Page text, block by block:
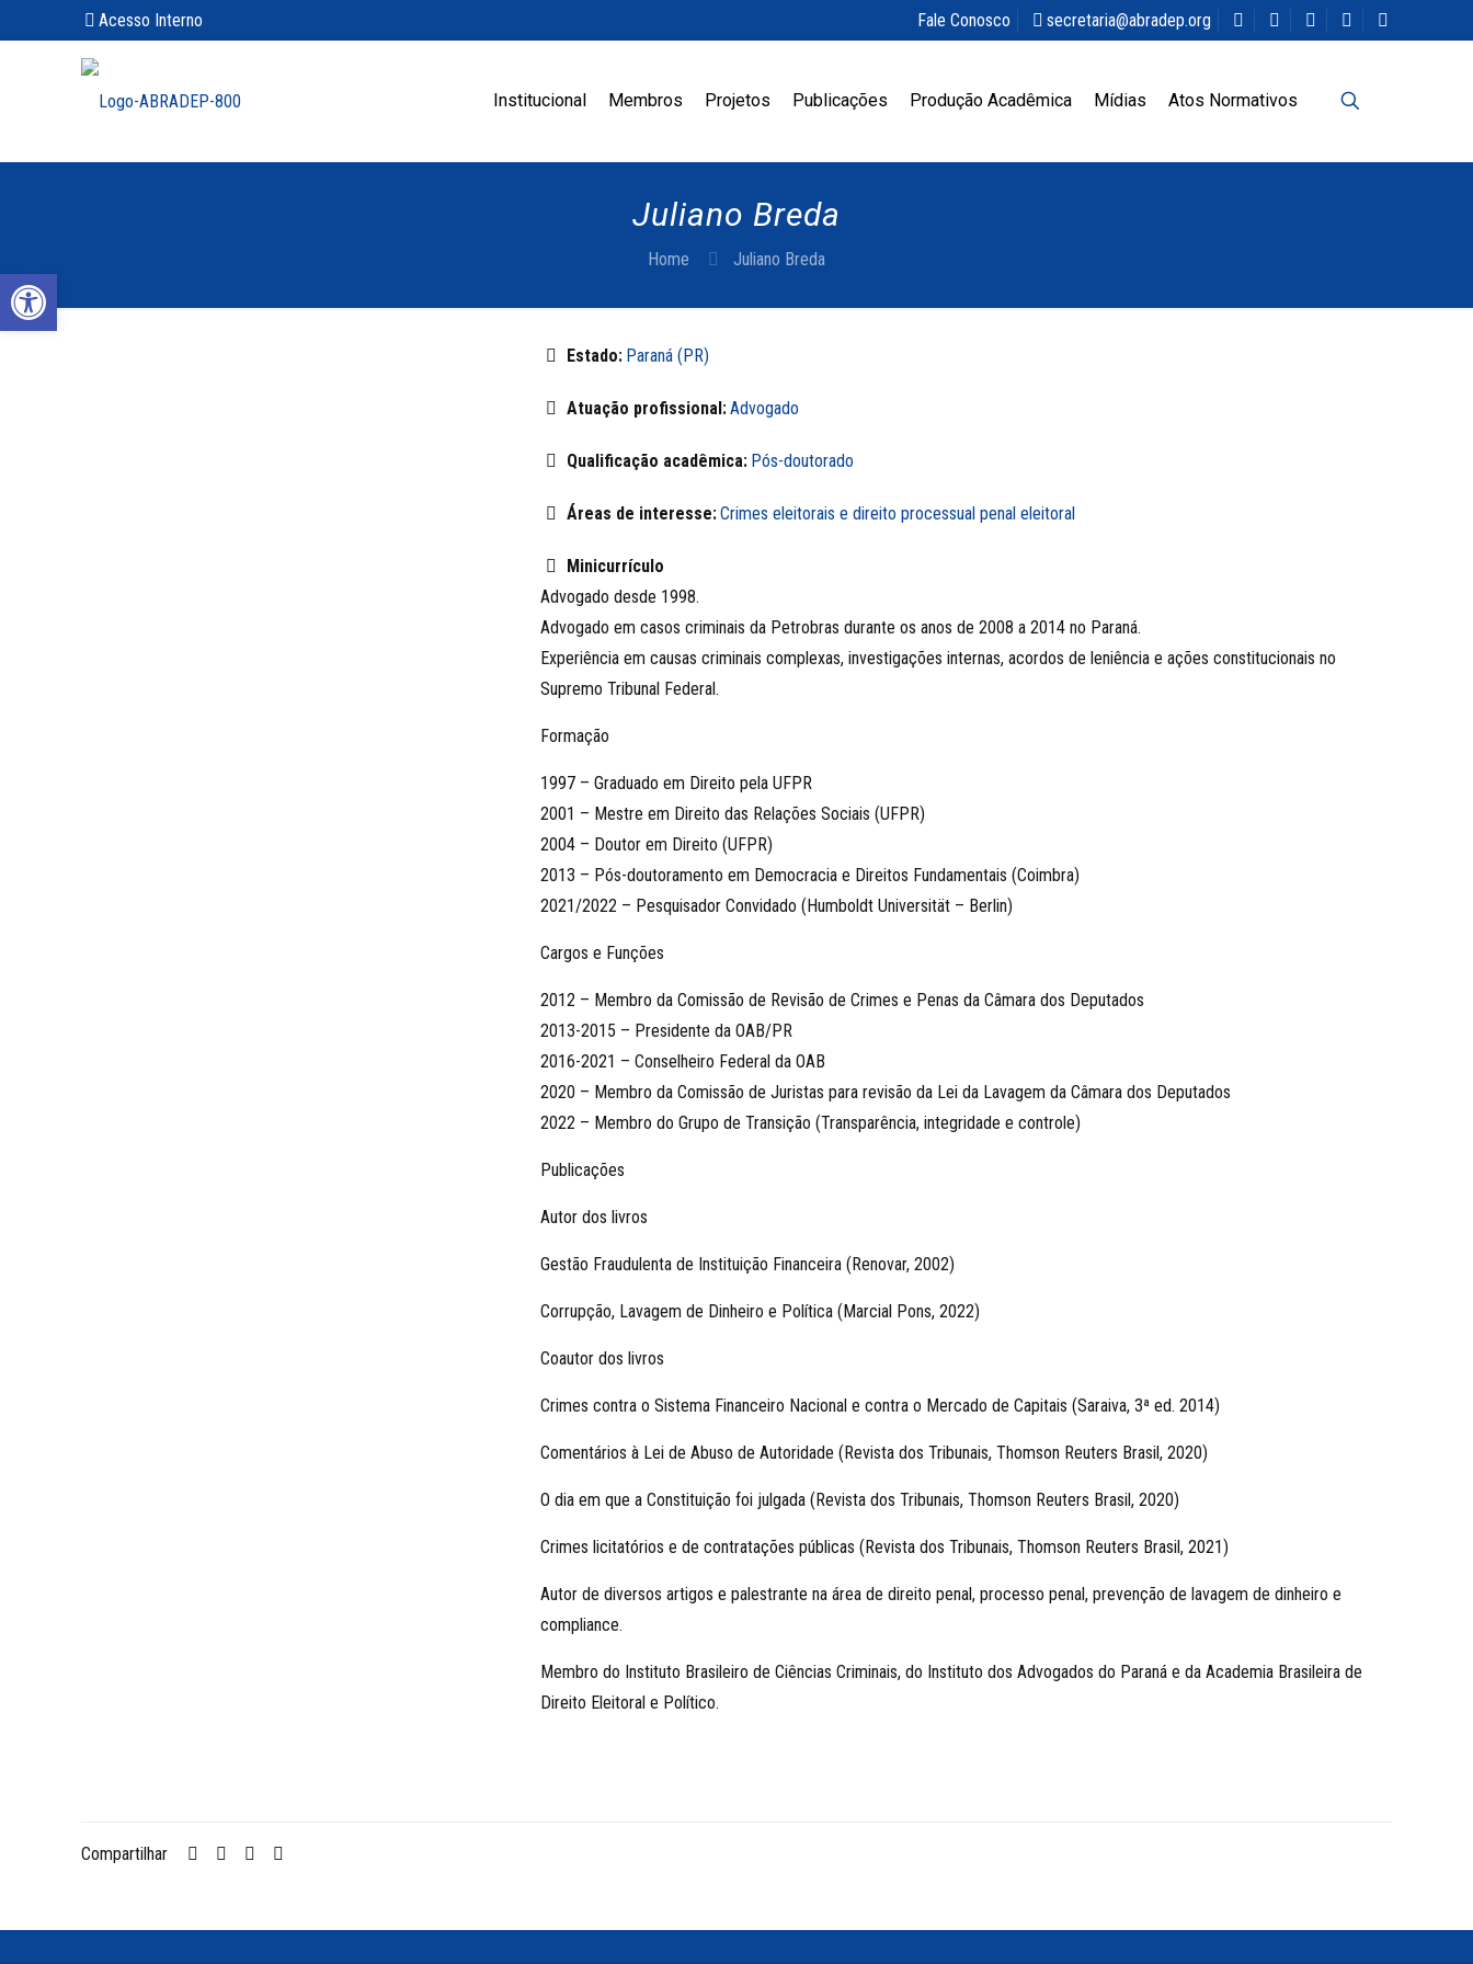
Acesso Interno Fale Conosco secretaria@abradep.org
Institucional Membros Projetos Publicações Produção Acadêmica Mídias Atos Normativos
Juliano Breda
Home Juliano Breda
Estado: Paraná (PR)
Atuação profissional:Advogado
Qualificação acadêmica: Pós-doutorado
Áreas de interesse:Crimes eleitorais e direito processual penal eleitoral
Minicurrículo
Advogado desde 1998.
Advogado em casos criminais da Petrobras durante os anos de 2008 a 2014 no Paraná.
Experiência em causas criminais complexas, investigações internas, acordos de leniência e ações constitucionais no
Supremo Tribunal Federal.
Formação
1997 – Graduado em Direito pela UFPR
2001 – Mestre em Direito das Relações Sociais (UFPR)
2004 – Doutor em Direito (UFPR)
2013 – Pós-doutoramento em Democracia e Direitos Fundamentais (Coimbra)
2021/2022 – Pesquisador Convidado (Humboldt Universität – Berlin)
Cargos e Funções
2012 – Membro da Comissão de Revisão de Crimes e Penas da Câmara dos Deputados
2013-2015 – Presidente da OAB/PR
2016-2021 – Conselheiro Federal da OAB
2020 – Membro da Comissão de Juristas para revisão da Lei da Lavagem da Câmara dos Deputados
2022 – Membro do Grupo de Transição (Transparência, integridade e controle)
Publicações
Autor dos livros
Gestão Fraudulenta de Instituição Financeira (Renovar, 2002)
Corrupção, Lavagem de Dinheiro e Política (Marcial Pons, 2022)
Coautor dos livros
Crimes contra o Sistema Financeiro Nacional e contra o Mercado de Capitais (Saraiva, 3ª ed. 2014)
Comentários à Lei de Abuso de Autoridade (Revista dos Tribunais, Thomson Reuters Brasil, 2020)
O dia em que a Constituição foi julgada (Revista dos Tribunais, Thomson Reuters Brasil, 2020)
Crimes licitatórios e de contratações públicas (Revista dos Tribunais, Thomson Reuters Brasil, 2021)
Autor de diversos artigos e palestrante na área de direito penal, processo penal, prevenção de lavagem de dinheiro e
compliance.
Membro do Instituto Brasileiro de Ciências Criminais, do Instituto dos Advogados do Paraná e da Academia Brasileira de
Direito Eleitoral e Político.
Compartilhar
Abrir a barra de ferramentas